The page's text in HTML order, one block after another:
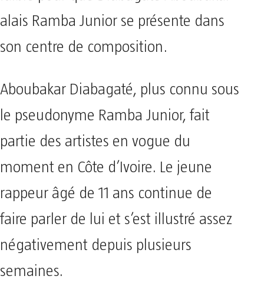
alais Ramba Junior se présente dans
son centre de composition.
Aboubakar Diabagaté, plus connu sous
le pseudonyme Ramba Junior, fait
partie des artistes en vogue du
moment en Côte d’Ivoire. Le jeune
rappeur âgé de 11 ans continue de
faire parler de lui et s’est illustré assez
négativement depuis plusieurs
semaines.